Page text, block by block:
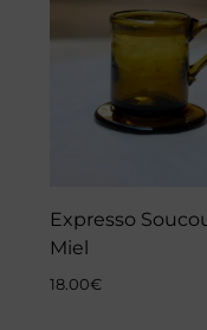
Expresso
Miel
18.00€